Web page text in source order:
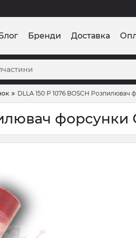
Бренди Доставка
DLLA 150 P 1076 BOSCH Розпилювач
форсунки